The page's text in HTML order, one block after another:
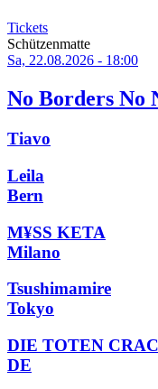
Tickets
Schützenmatte
Sa, 22.08.2026 - 18:00
No Borders No
Tiavo
Leila
Bern
M¥SS KETA
Milano
Tsushimamire
Tokyo
DIE TOTEN
DE